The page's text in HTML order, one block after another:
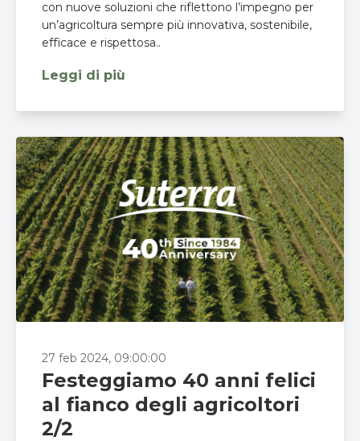
con nuove soluzioni che riflettono l’impegno per
un’agricoltura sempre più innovativa, sostenibile,
efficace e rispettosa..
Leggi di più
27 feb 2024, 09:00:00
Festeggiamo 40 anni felici
al fianco degli agricoltori
2/2